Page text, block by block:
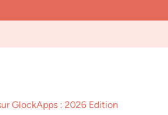
GlockApps : 2026 Edition